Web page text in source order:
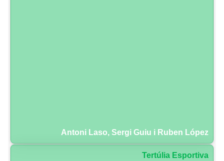
Antoni Laso, Sergi Guiu i Ruben López
Tertúlia Esportiva